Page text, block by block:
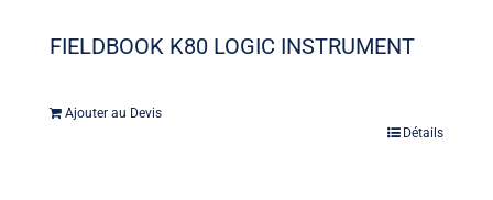
FIELDBOOK K80 LOGIC INSTRUMENT
Ajouter au Devis
Détails